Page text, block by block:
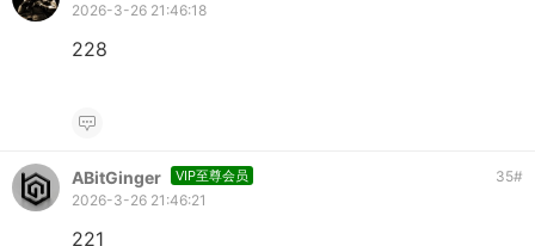
2026-3-26 21:46:18
228
ABitGinger VIP至尊会员 35#
2026-3-26 21:46:21
221